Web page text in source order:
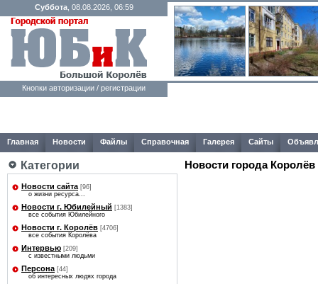
Суббота, 08.08.2026, 06:59
Кнопки авторизации / регистрации
Главная Новости Файлы Справочная Галерея Сайты
Категории
Новости сайта [96]
о жизни ресурса...
Новости г. Юбилейный [1383]
все события Юбилейного
Новости г. Королёв [4706]
все события Королёва
Интервью [209]
с известными людьми
Персона [44]
об интересных людях города
Новости города Королёв